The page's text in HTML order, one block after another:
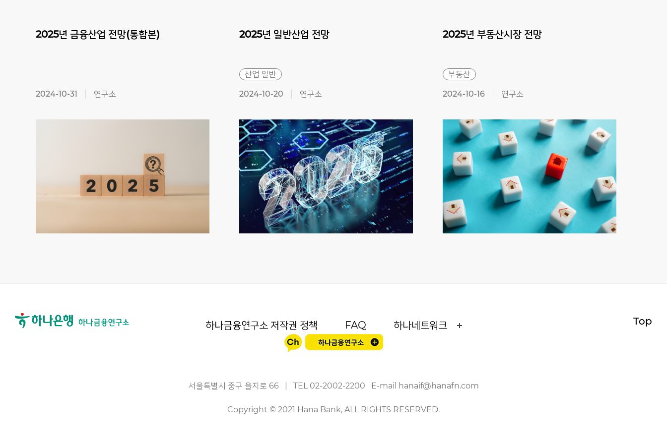
2025년 금융산업 전망(통합본)
2024-10-31 연구소
2025년 일반산업 전망
산업 일반
2024-10-20 연구소
2025년 부동산시장 전망
부동산
2024-10-16 연구소
Top
하나금융연구소 저작권 정책 FAQ 하나네트워크
서울특별시 중구 을지로 66| TEL 02-2002-2200 E-mail hanaif@hanafn.com
Copyright © 2021 Hana Bank, ALL RIGHTS RESERVED.